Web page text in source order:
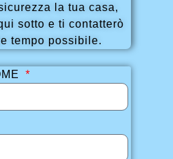
la tua casa,
sotto e ti contatterò
tempo possibile.